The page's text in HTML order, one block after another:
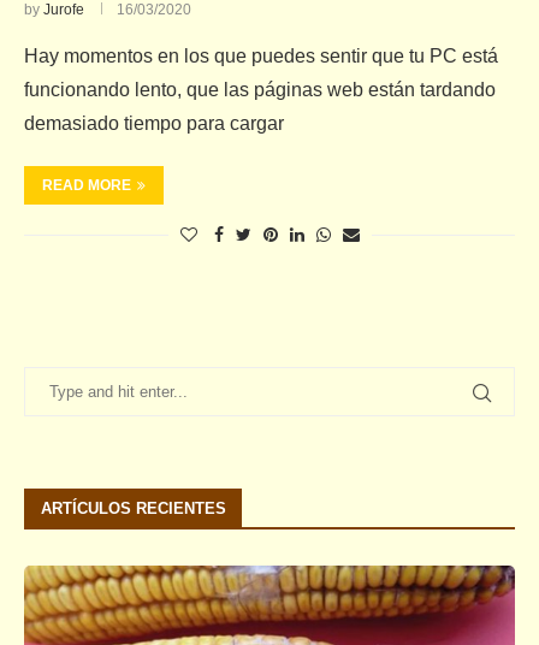
by Jurofe 16/03/2020
Hay momentos en los que puedes sentir que tu PC está
funcionando lento, que las páginas web están tardando
demasiado tiempo para cargar
READ MORE
ARTÍCULOS RECIENTES